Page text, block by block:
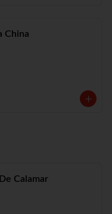
China
Calamar